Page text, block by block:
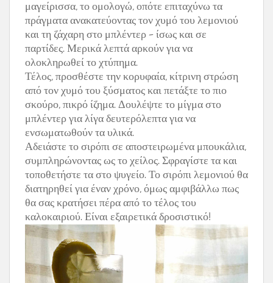
μαγείρισσα, το ομολογώ, οπότε επιταχύνω τα
πράγματα ανακατεύοντας τον χυμό του λεμονιού
και τη ζάχαρη στο μπλέντερ – ίσως και σε
παρτίδες. Μερικά λεπτά αρκούν για να
ολοκληρωθεί το χτύπημα.
Τέλος, προσθέστε την κορυφαία, κίτρινη στρώση
από τον χυμό του ξύσματος και πετάξτε το πιο
σκούρο, πικρό ίζημα. Δουλέψτε το μίγμα στο
μπλέντερ για λίγα δευτερόλεπτα για να
ενσωματωθούν τα υλικά.
Αδειάστε το σιρόπι σε αποστειρωμένα μπουκάλια,
συμπληρώνοντας ως το χείλος. Σφραγίστε τα και
τοποθετήστε τα στο ψυγείο. Το σιρόπι λεμονιού θα
διατηρηθεί για έναν χρόνο, όμως αμφιβάλλω πως
θα σας κρατήσει πέρα από το τέλος του
καλοκαιριού. Είναι εξαιρετικά δροσιστικό!